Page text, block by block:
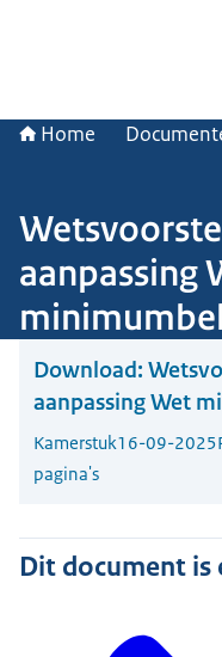
Home
aanpassing
Download:
aanpassing Wet
Kamerstuk16-09-2025
pagina's
Dit document is